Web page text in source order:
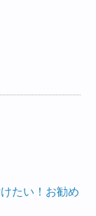
たい！お勧め